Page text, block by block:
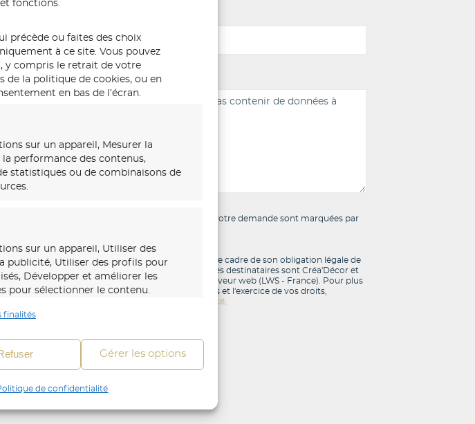
fonctions.
précède ou faites des choix
à ce site. Vous pouvez
y compris le retrait de votre
de la politique de cookies, ou en
en bas de l’écran.
sur un appareil, Mesurer la
performance des contenus,
statistiques ou de combinaisons de
sur un appareil, Utiliser des
publicité, Utiliser des profils pour
Développer et améliorer les
pour sélectionner le contenu.
des données à partir
appareils,
finalités
Gérer les options
de confidentialité
*Commentaire sur votre demande
Les informations nécessaire au traitement de votre demande sont marquées par
Vos données sont traitées par Créa'Décor dans le cadre de son obligation légale de
réponse à vos demandes d'exercice de droits. Les destinataires sont Créa'Décor et
son sous-traitant en charge de la gestion du serveur web (LWS - France). Pour plus
d'informations sur le traitement de vos données et l'exercice de vos droits,
politique de confidentialité